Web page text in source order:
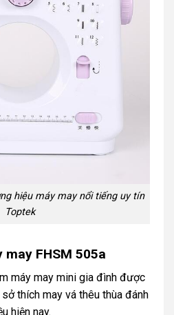
hiệu máy may nổi tiếng uy tín
Toptek
FHSM 505a
máy may mini gia đình được
thích may vá thêu thùa đánh
hiện nay.